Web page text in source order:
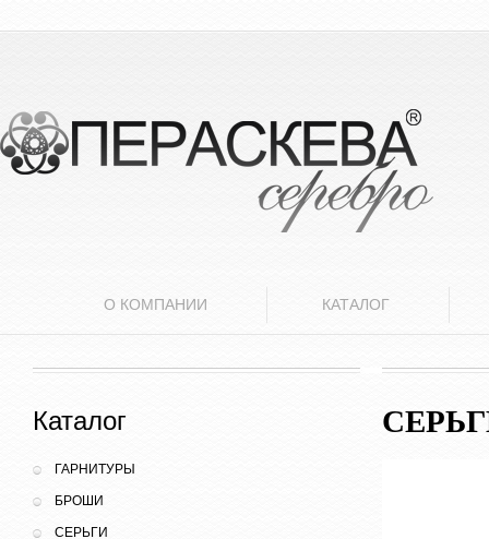
О КОМПАНИИ КАТАЛОГ
Каталог
ГАРНИТУРЫ
БРОШИ
СЕРЬГИ